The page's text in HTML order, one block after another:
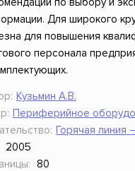
Для широкого
для повышения
персонала
Кузьмин А.В.
Периферийное
Горячая линия
2005
80